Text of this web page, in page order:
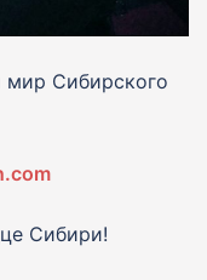
мир Сибирского
Сибири!